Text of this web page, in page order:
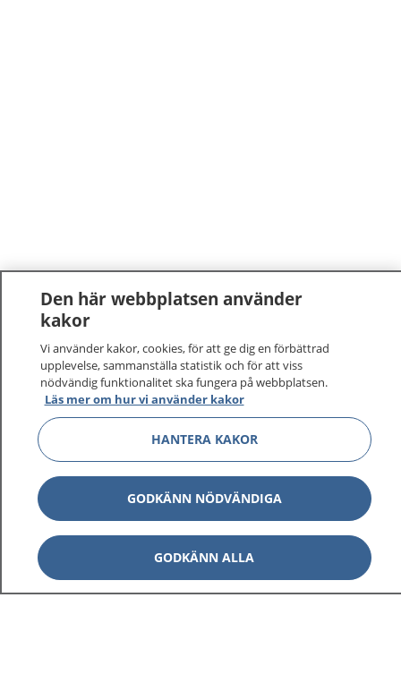
1177–tryggt om din hälsa och vård
På 1177.se får du råd om hälsa och information om
sjukdomar och vilka mottagningar du kan kontakta.
Logga in för att läsa din journal och göra dina
vårdärenden. Ring telefonnummer 1177 för
sjukvårdsrådgivning dygnet runt.
1177 ger dig råd när du vill må bättre.
Den här webbplatsen använder
kakor
Vi använder kakor, cookies, för att ge dig en förbättrad
upplevelse, sammanställa statistik och för att viss
nödvändig funktionalitet ska fungera på webbplatsen.
Läs mer om hur vi använder kakor
HANTERA KAKOR
GODKÄNN NÖDVÄNDIGA
GODKÄNN ALLA